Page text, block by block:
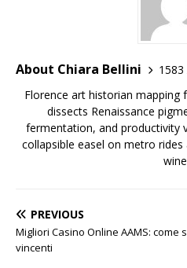
About Chiara Bellini
1583
Florence art historian mapping
dissects Renaissance
fermentation, and productivity
collapsible easel on metro
PREVIOUS
Migliori Casino Online AAMS:
vincenti